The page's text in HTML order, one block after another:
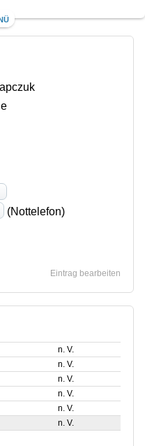
(Nottelefon)
Eintrag bearbeiten
n. V.
n. V.
n. V.
n. V.
n. V.
n. V.